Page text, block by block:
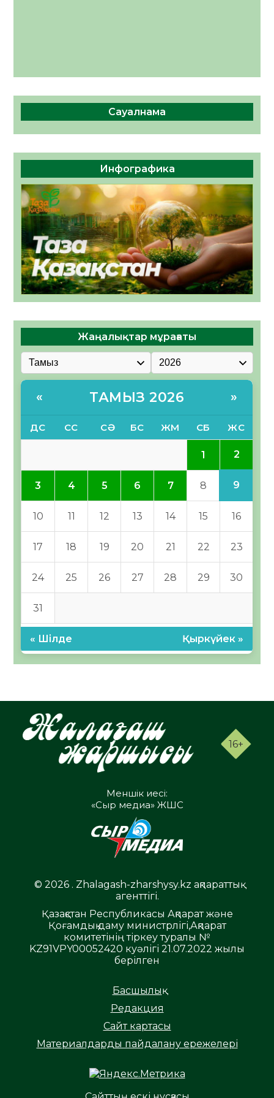
Сауалнама
Инфографика
Жаңалықтар мұрағаты
« ТАМЫЗ 2026 »
ДС СС СӘ БС ЖМ СБ ЖС
1 2
3 4 5 6 7 8 9
10 11 12 13 14 15 16
17 18 19 20 21 22 23
24 25 26 27 28 29 30
31
« Шілде Қыркүйек »
16+
Меншік иесі:
«Сыр медиа» ЖШС
© 2026 . Zhalagash-zharshysy.kz ақпараттық
агенттігі.
Қазақстан Республикасы Ақпарат және
Қоғамдық даму министрлігі,Ақпарат
комитетінің тіркеу туралы №
KZ91VPY00052420 куәлігі 21.07.2022 жылы
берілген
Басшылық
Редакция
Сайт картасы
Материалдарды пайдалану ережелері